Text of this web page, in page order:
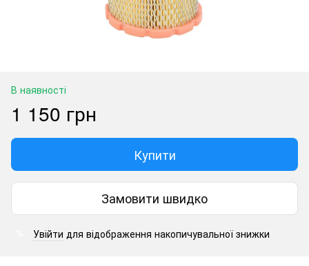
В наявності
1 150 грн
Купити
Замовити швидко
Увійти для відображення накопичувальної знижки